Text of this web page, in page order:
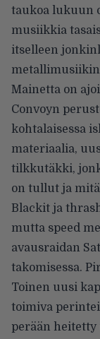
taukoa lukuun
musiikkia
itselleen
metallimusiikin
Mainetta on
Convoyn
kohtalaisessa
materiaalia,
tilkkutäkki,
on tullut ja
Blackit ja
mutta speed
avausraidan
takomisessa.
Toinen uusi
toimiva
perään